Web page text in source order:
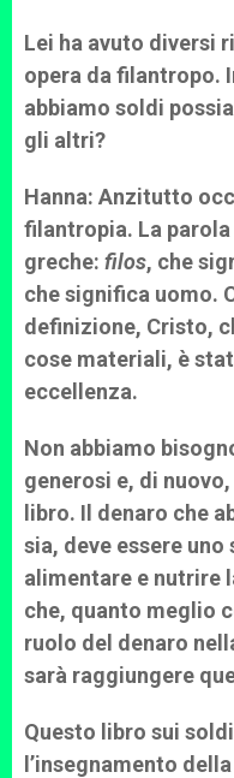
Lei ha avuto diversi
opera da filantropo.
abbiamo soldi
gli altri?
Hanna: Anzitutto
filantropia. La
greche: filos, che
che significa uomo.
definizione, Cristo,
cose materiali, è
eccellenza.
Non abbiamo
generosi e, di
libro. Il denaro che
sia, deve essere
alimentare e nutrire
che, quanto meglio
ruolo del denaro
sarà raggiungere
Questo libro sui
l’insegnamento